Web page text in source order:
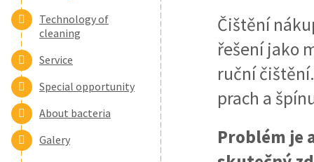
Čištění
řešení jako
ruční
prach a
Problém je
Technology of
cleaning
Service
Special opportunity
About bacteria
Galery